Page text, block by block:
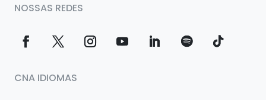
NOSSAS REDES
CNA IDIOMAS